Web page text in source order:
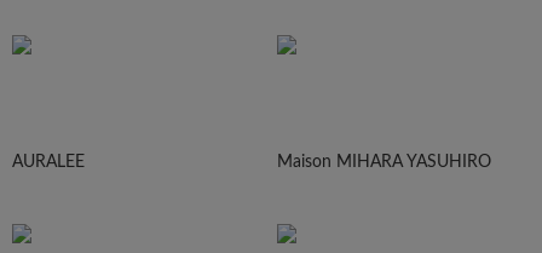
AURALEE Maison MIHARA YASUHIRO